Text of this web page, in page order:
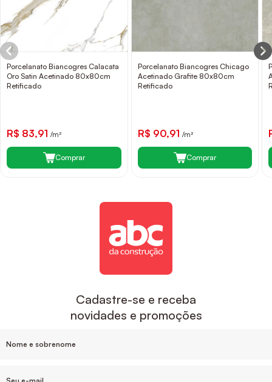
Porcelanato Biancogres Calacata
Oro Satin Acetinado 80x80cm
Retificado
R$ 83,91 /m²
Comprar
Porcelanato Biancogres Chicago
Acetinado Grafite 80x80cm
Retificado
R$ 90,91 /m²
Comprar
Cadastre-se e receba
novidades e promoções